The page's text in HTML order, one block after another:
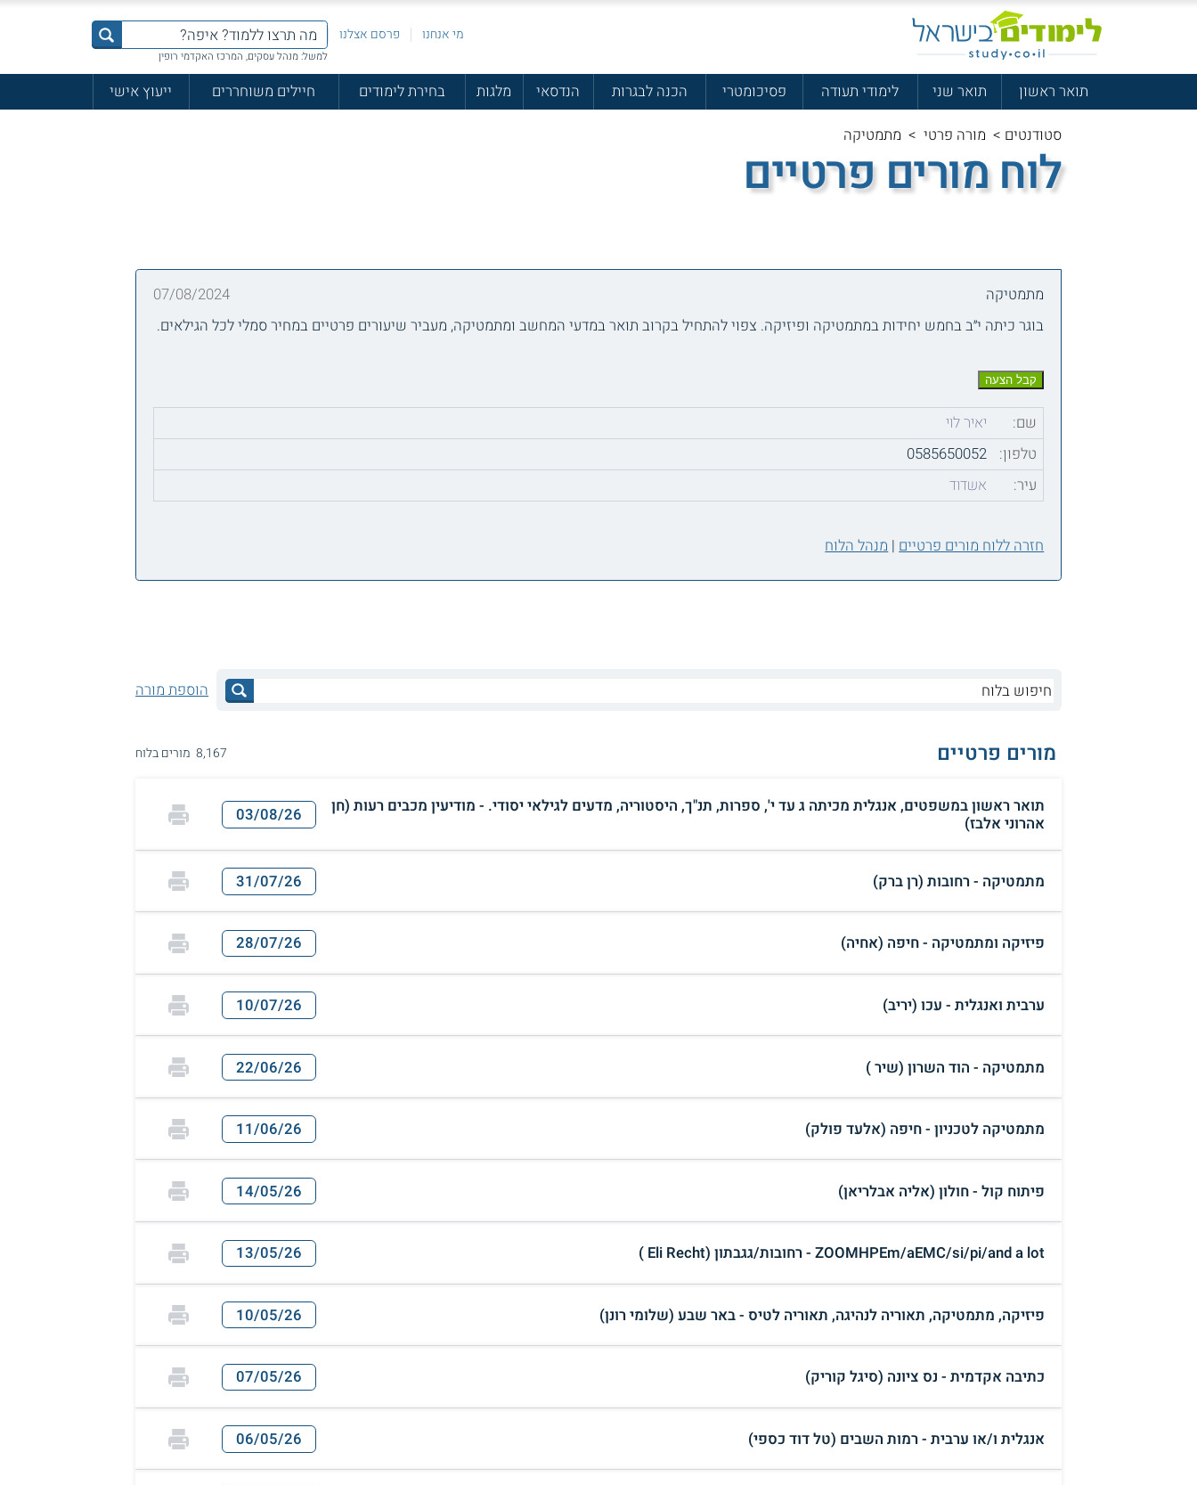
מי אנחנו פרסם אצלנו
למשל: מנהל עסקים, המרכז האקדמי רופין
תואר ראשון תואר שני לימודי תעודה פסיכומטרי הכנה לבגרות הנדסאי מלגות בחירת לימודים חיילים משוחררים
ייעוץ אישי
סטודנטים > מורה פרטי > מתמטיקה
לוח מורים פרטיים
מתמטיקה
07/08/2024
בוגר כיתה י״ב בחמש יחידות במתמטיקה ופיזיקה. צפוי להתחיל בקרוב תואר במדעי המחשב ומתמטיקה, מעביר שיעורים פרטיים במחיר סמלי לכל הגילאים.
שם:
יאיר לוי
טלפון: 0585650052
עיר:
אשדוד
חזרה ללוח מורים פרטיים|מנהל הלוח
הוספת מורה
מורים פרטיים 8,167 מורים בלוח
תואר ראשון במשפטים, אנגלית מכיתה ג עד י', ספרות, תנ"ך, היסטוריה, מדעים לגילאי יסודי. - מודיעין מכבים רעות (חן
אהרוני אלבז)
03/08/26
מתמטיקה - רחובות (רן ברק) 31/07/26
פיזיקה ומתמטיקה - חיפה (אחיה) 28/07/26
ערבית ואנגלית - עכו (יריב) 10/07/26
מתמטיקה - הוד השרון (שיר ) 22/06/26
מתמטיקה לטכניון - חיפה (אלעד פולק) 11/06/26
פיתוח קול - חולון (אליה אבלריאן) 14/05/26
ZOOMHPEm/aEMC/si/pi/and a lot - רחובות/גגבתון (Eli Recht ) 13/05/26
פיזיקה, מתמטיקה, תאוריה לנהיגה, תאוריה לטיס - באר שבע (שלומי רונן) 10/05/26
כתיבה אקדמית - נס ציונה (סיגל קוריק) 07/05/26
אנגלית ו/או ערבית - רמות השבים (טל דוד כספי) 06/05/26